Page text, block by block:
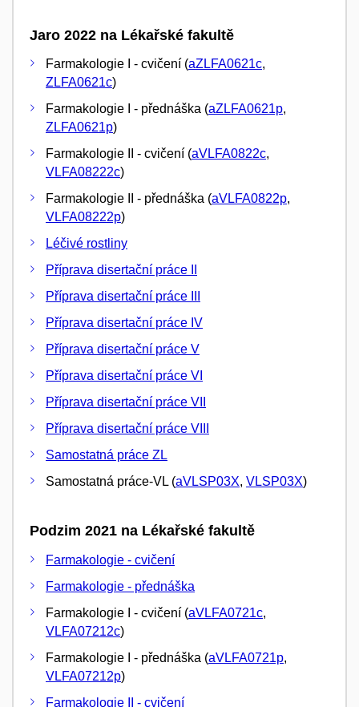
Jaro 2022 na Lékařské fakultě
Farmakologie I - cvičení (aZLFA0621c,
ZLFA0621c)
Farmakologie I - přednáška (aZLFA0621p,
ZLFA0621p)
Farmakologie II - cvičení (aVLFA0822c,
VLFA08222c)
Farmakologie II - přednáška (aVLFA0822p,
VLFA08222p)
Léčivé rostliny
Příprava disertační práce II
Příprava disertační práce III
Příprava disertační práce IV
Příprava disertační práce V
Příprava disertační práce VI
Příprava disertační práce VII
Příprava disertační práce VIII
Samostatná práce ZL
Samostatná práce-VL (aVLSP03X, VLSP03X)
Podzim 2021 na Lékařské fakultě
Farmakologie - cvičení
Farmakologie - přednáška
Farmakologie I - cvičení (aVLFA0721c,
VLFA07212c)
Farmakologie I - přednáška (aVLFA0721p,
VLFA07212p)
Farmakologie II - cvičení